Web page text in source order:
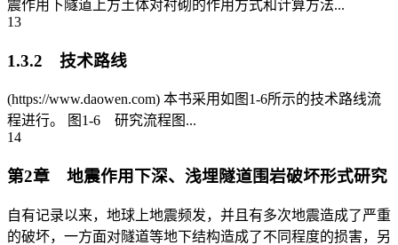
震作用下隧道上方土体对衬砌的作用方式和计算方法...
13
1.3.2 技术路线
(https://www.daowen.com) 本书采用如图1-6所示的技术路线流
程进行。 图1-6 研究流程图...
14
第2章 地震作用下深、浅埋隧道围岩破坏形式研究
自有记录以来，地球上地震频发，并且有多次地震造成了严重
的破坏，一方面对隧道等地下结构造成了不同程度的损害，另